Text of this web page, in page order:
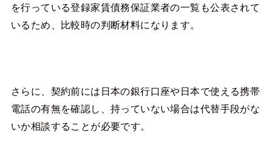
を行っている登録家賃債務保証業者の一覧も公表されて
いるため、比較時の判断材料になります。
さらに、契約前には日本の銀行口座や日本で使える携帯
電話の有無を確認し、持っていない場合は代替手段がな
いか相談することが必要です。